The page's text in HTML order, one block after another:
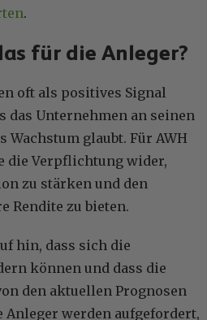
.
für die Anleger?
oft als positives Signal
das Unternehmen an seinen
glaubt. Für AWH
die Verpflichtung wider,
zu stärken und den
Rendite zu bieten.
hin, dass sich die
können und dass die
den aktuellen Prognosen
Anleger werden aufgefordert,